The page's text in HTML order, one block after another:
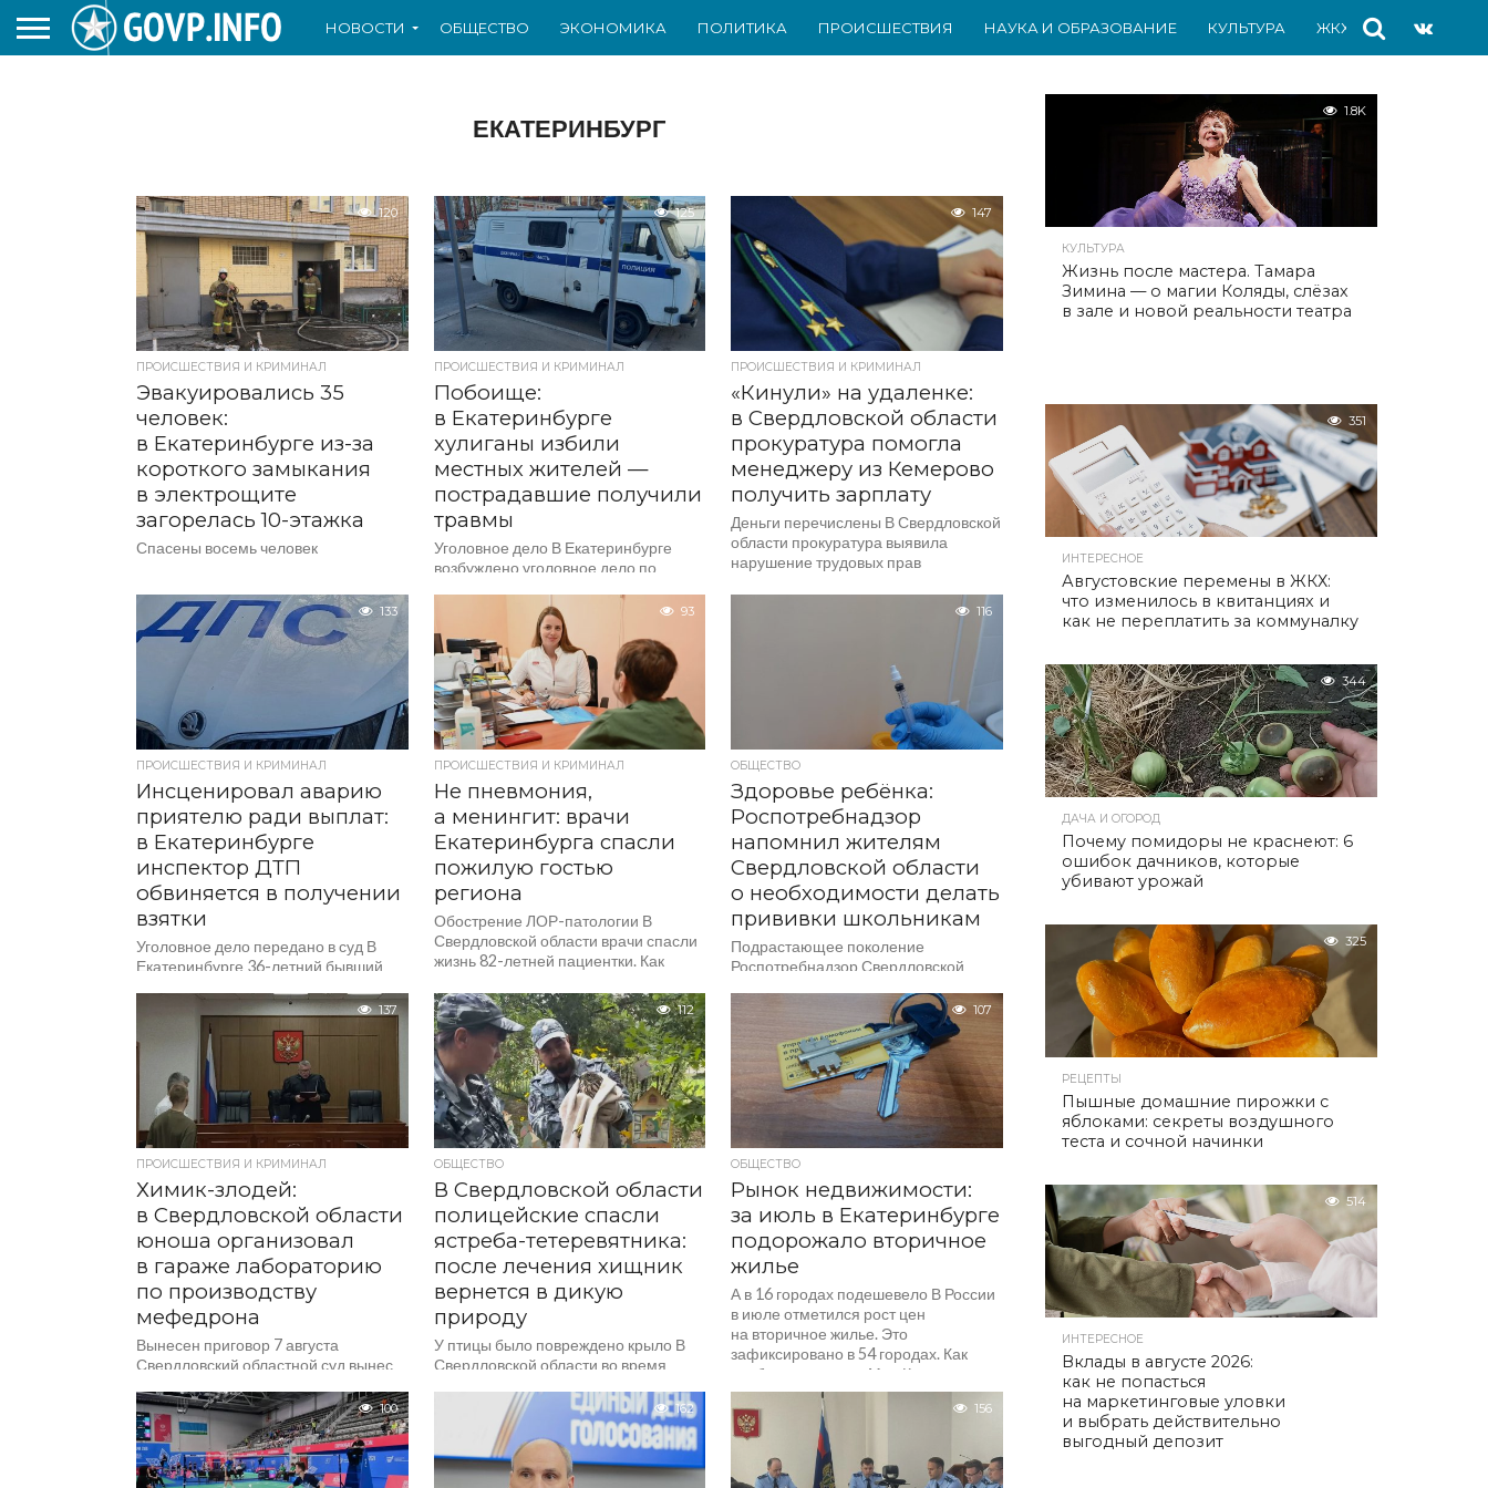
НОВОСТИ ОБЩЕСТВО ЭКОНОМИКА ПОЛИТИКА ПРОИСШЕСТВИЯ НАУКА И ОБРАЗОВАНИЕ КУЛЬТУРА ЖКХ СПОРТ
ЕКАТЕРИНБУРГ
120
ПРОИСШЕСТВИЯ И КРИМИНАЛ
Эвакуировались 35
человек:
в Екатеринбурге из-за
короткого замыкания
в электрощите
загорелась 10-этажка
Спасены восемь человек
125
ПРОИСШЕСТВИЯ И КРИМИНАЛ
Побоище:
в Екатеринбурге
хулиганы избили
местных жителей —
пострадавшие получили
травмы
Уголовное дело В Екатеринбурге
возбуждено уголовное дело по
избиения местных жителей группой
лиц. Об этом сообщает пресс-служба
следственного...
147
ПРОИСШЕСТВИЯ И КРИМИНАЛ
«Кинули» на удаленке:
в Свердловской области
прокуратура помогла
менеджеру из Кемерово
получить зарплату
Деньги перечислены В Свердловской
области прокуратура выявила
нарушение трудовых прав
работала менеджером на удаленке в
организации, зарегистрированной в
133
ПРОИСШЕСТВИЯ И КРИМИНАЛ
Инсценировал аварию
приятелю ради выплат:
в Екатеринбурге
инспектор ДТП
обвиняется в получении
взятки
Уголовное дело передано в суд В
Екатеринбурге 36-летний бывший
получении взятки через посредника
за незаконные действия. Как
сообщает...
93
ПРОИСШЕСТВИЯ И КРИМИНАЛ
Не пневмония,
а менингит: врачи
Екатеринбурга спасли
пожилую гостью
региона
Обострение ЛОР-патологии В
Свердловской области врачи спасли
жизнь 82-летней пациентки. Как
женщина приехала на Уралмаш в
гости к родственникам...
116
ОБЩЕСТВО
Здоровье ребёнка:
Роспотребнадзор
напомнил жителям
Свердловской области
о необходимости делать
прививки школьникам
Подрастающее поколение
Роспотребнадзор Свердловской
школьников о необходимости делать
прививки детям. В ведомстве
отметили, что вакцинация является
самым безопасным и эффективным
способом защиты...
137
ПРОИСШЕСТВИЯ И КРИМИНАЛ
Химик-злодей:
в Свердловской области
юноша организовал
в гараже лабораторию
по производству
мефедрона
Вынесен приговор 7 августа
Свердловский областной суд вынес
местного жителя, признанного
виновным в незаконном
производстве наркотиков
организованной группой....
112
ОБЩЕСТВО
В Свердловской области
полицейские спасли
ястреба-тетеревятника:
после лечения хищник
вернется в дикую
природу
У птицы было повреждено крыло В
Свердловской области во время
стражем порядка» полицейские
спасли ястреба-тетеревятника.
Напомним, в ходе...
107
ОБЩЕСТВО
Рынок недвижимости:
за июль в Екатеринбурге
подорожало вторичное
жилье
А в 16 городах подешевело В России
в июле отметился рост цен
на вторичное жилье. Это
зафиксировано в 54 городах. Как
сообщает портал «Мир Квартир»,
лидерами...
100 162 156
1.8K
КУЛЬТУРА
Жизнь после мастера. Тамара
Зимина — о магии Коляды, слёзах
в зале и новой реальности театра
351
ИНТЕРЕСНОЕ
Августовские перемены в ЖКХ:
что изменилось в квитанциях и
как не переплатить за коммуналку
344
ДАЧА И ОГОРОД
Почему помидоры не краснеют: 6
ошибок дачников, которые
убивают урожай
325
РЕЦЕПТЫ
Пышные домашние пирожки с
яблоками: секреты воздушного
теста и сочной начинки
514
ИНТЕРЕСНОЕ
Вклады в августе 2026:
как не попасться
на маркетинговые уловки
и выбрать действительно
выгодный депозит